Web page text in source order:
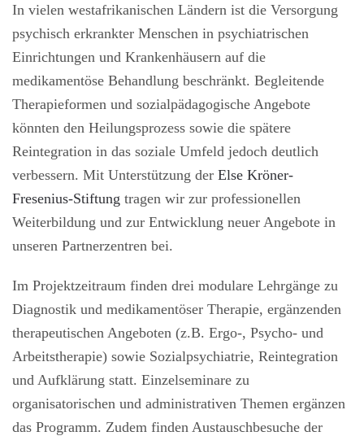
In vielen westafrikanischen Ländern ist die Versorgung
psychisch erkrankter Menschen in psychiatrischen
Einrichtungen und Krankenhäusern auf die
medikamentöse Behandlung beschränkt. Begleitende
Therapieformen und sozialpädagogische Angebote
könnten den Heilungsprozess sowie die spätere
Reintegration in das soziale Umfeld jedoch deutlich
verbessern. Mit Unterstützung der Else Kröner-
Fresenius-Stiftung tragen wir zur professionellen
Weiterbildung und zur Entwicklung neuer Angebote in
unseren Partnerzentren bei.
Im Projektzeitraum finden drei modulare Lehrgänge zu
Diagnostik und medikamentöser Therapie, ergänzenden
therapeutischen Angeboten (z.B. Ergo-, Psycho- und
Arbeitstherapie) sowie Sozialpsychiatrie, Reintegration
und Aufklärung statt. Einzelseminare zu
organisatorischen und administrativen Themen ergänzen
das Programm. Zudem finden Austauschbesuche der